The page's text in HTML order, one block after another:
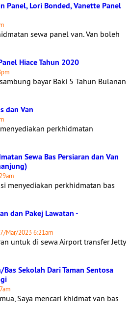
Panel, Lori Bonded, Vanette Panel
sewa panel van. Van boleh
Hiace Tahun 2020
bayar Baki 5 Tahun Bulanan
dan Van
perkhidmatan
Sewa Bas Persiaran dan Van
menyediakan perkhidmatan bas
dan Pakej Lawatan -
Mar/2023 6:21am
untuk di sewa Airport transfer Jetty
Sekolah Dari Taman Sentosa
Saya mencari khidmat van bas